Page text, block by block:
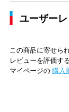
ユーザー
この商品に寄せら
レビューを評価す
マイページの 購入